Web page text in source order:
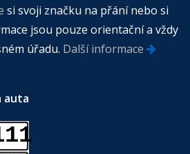
si svoji značku na přání nebo si
jsou pouze orientační a vždy
úřadu. Další informace
auta